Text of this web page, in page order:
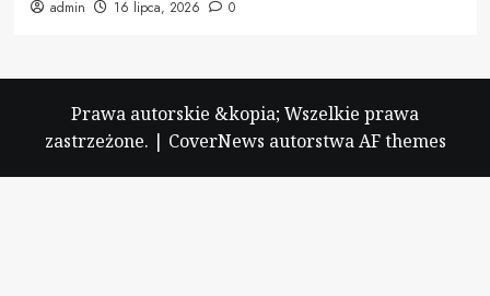
admin 16 lipca, 2026 0
Prawa autorskie &kopia; Wszelkie prawa
zastrzeżone. | CoverNews autorstwa AF themes